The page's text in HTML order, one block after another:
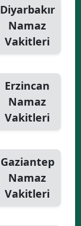
Diyarbakır
Namaz
Vakitleri
Erzincan
Namaz
Vakitleri
Gaziantep
Namaz
Vakitleri